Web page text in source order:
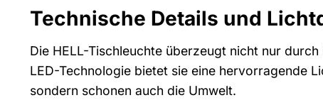
Technische Details und
Die HELL-Tischleuchte überzeugt nicht nur
LED-Technologie bietet sie eine hervorragende
sondern schonen auch die Umwelt.